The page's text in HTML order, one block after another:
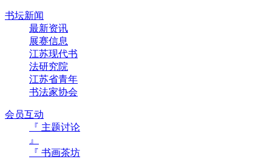
书坛新闻
最新资讯
展赛信息
江苏现代书
法研究院
江苏省青年
书法家协会
会员互动
『 主题讨论
』
『 书画茶坊